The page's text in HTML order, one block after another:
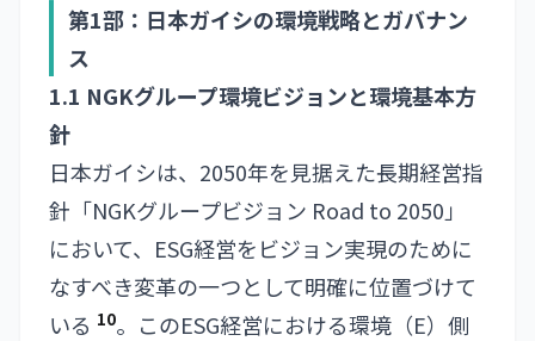
第1部：日本ガイシの環境戦略とガバナン
ス
1.1 NGKグループ環境ビジョンと環境基本方
針
日本ガイシは、2050年を見据えた長期経営指
針「NGKグループビジョン Road to 2050」
において、ESG経営をビジョン実現のために
なすべき変革の一つとして明確に位置づけて
いる 10。このESG経営における環境（E）側